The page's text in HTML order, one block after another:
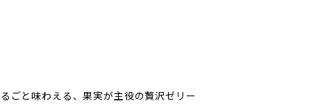
ごと味わえる、果実が主役の贅沢ゼリー